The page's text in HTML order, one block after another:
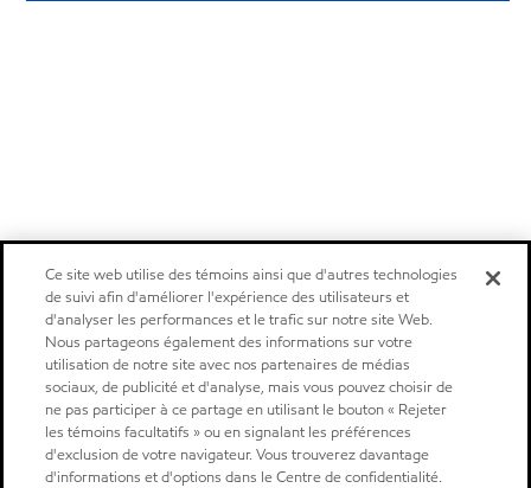
Ce site web utilise des témoins ainsi que d'autres technologies
de suivi afin d'améliorer l'expérience des utilisateurs et
d'analyser les performances et le trafic sur notre site Web.
Nous partageons également des informations sur votre
utilisation de notre site avec nos partenaires de médias
sociaux, de publicité et d'analyse, mais vous pouvez choisir de
ne pas participer à ce partage en utilisant le bouton « Rejeter
les témoins facultatifs » ou en signalant les préférences
d'exclusion de votre navigateur. Vous trouverez davantage
d'informations et d'options dans le Centre de confidentialité.